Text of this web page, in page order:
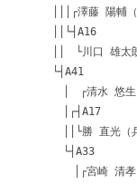
│││┌澤藤 陽輔（北
││└┤A16
││ └川口 雄太朗（
└┤A41
│ ┌清水 悠生（東
│┌┤A17
││└勝 直光（兵庫
└┤A33
│┌宮崎 清孝（山